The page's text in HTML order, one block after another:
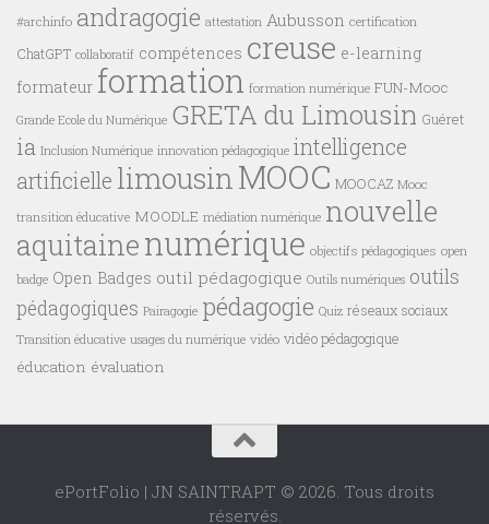
#archinfo andragogie attestation Aubusson certification
ChatGPT collaboratif compétences creuse e-learning
formateur formation formation numérique FUN-Mooc
Grande Ecole du Numérique GRETA du Limousin Guéret
ia Inclusion Numérique innovation pédagogique intelligence
artificielle limousinMOOC MOOCAZ Mooc
transition éducative MOODLE médiation numérique nouvelle
aquitainenumérique objectifs pédagogiques open
badge Open Badges outil pédagogique Outils numériques outils
pédagogiques Pairagogie pédagogie Quiz réseaux sociaux
Transition éducative usages du numérique vidéo vidéo pédagogique
éducation évaluation
ePortFolio | JN SAINTRAPT © 2026. Tous droits
réservés.